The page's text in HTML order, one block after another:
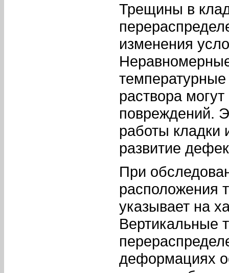
Трещины в
изменения
раствора
повреждений.
работы кладки
развитие
При
расположения
указывает на
Вертикальные
деформациях